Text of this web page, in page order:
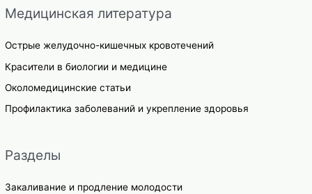
Медицинская литература
Острые желудочно-кишечных кровотечений
Красители в биологии и медицине
Околомедицинские статьи
Профилактика заболеваний и укрепление здоровья
Разделы
Закаливание и продление молодости